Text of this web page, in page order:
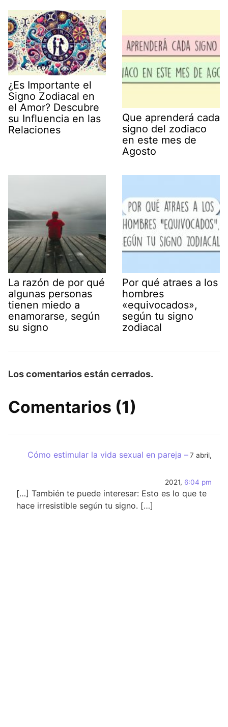
¿Es Importante el
Signo Zodiacal en
el Amor? Descubre
su Influencia en las
Relaciones
Que aprenderá cada
signo del zodiaco
en este mes de
Agosto
La razón de por qué
algunas personas
tienen miedo a
enamorarse, según
su signo
Por qué atraes a los
hombres
«equivocados»,
según tu signo
zodiacal
Los comentarios están cerrados.
Comentarios (1)
Cómo estimular la vida sexual en pareja –7 abril,
2021, 6:04 pm
[…] También te puede interesar: Esto es lo que te
hace irresistible según tu signo. […]